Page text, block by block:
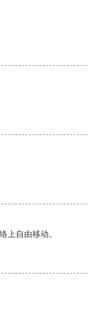
上自由移动。